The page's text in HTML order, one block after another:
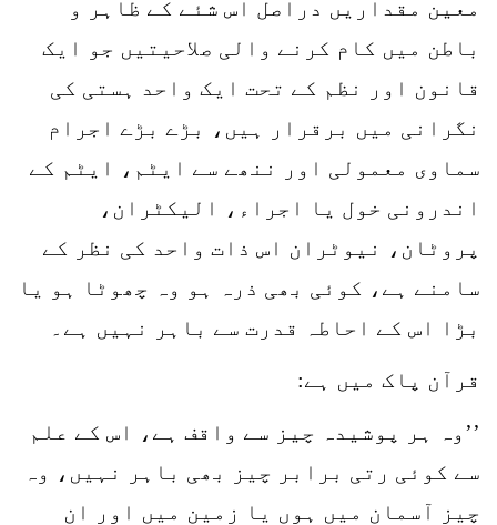
معین مقداریں دراصل اس شئے کے ظاہر و
باطن میں کام کرنے والی صلاحیتیں جو ایک
قانون اور نظم کے تحت ایک واحد ہستی کی
نگرانی میں برقرار ہیں، بڑے بڑے اجرام
سماوی معمولی اور ننھے سے ایٹم، ایٹم کے
اندرونی خول یا اجراء، الیکٹران،
پروٹان، نیوٹران اس ذات واحد کی نظر کے
سامنے ہے، کوئی بھی ذرہ ہو وہ چھوٹا ہو یا
بڑا اس کے احاطہ قدرت سے باہر نہیں ہے۔
قرآن پاک میں ہے:
’’وہ ہر پوشیدہ چیز سے واقف ہے، اس کے علم
سے کوئی رتی برابر چیز بھی باہر نہیں، وہ
چیز آسمان میں ہوں یا زمین میں اور ان